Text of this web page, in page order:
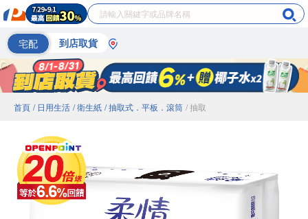
宅配 到店取貨
首頁 / 日用生活 / 衛生紙 / 抽取式．平板．滾筒 / 抽取